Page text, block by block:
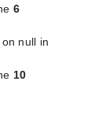
6
null in
10